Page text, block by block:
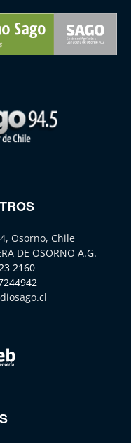
Osorno, Chile
DE OSORNO A.G.
2160